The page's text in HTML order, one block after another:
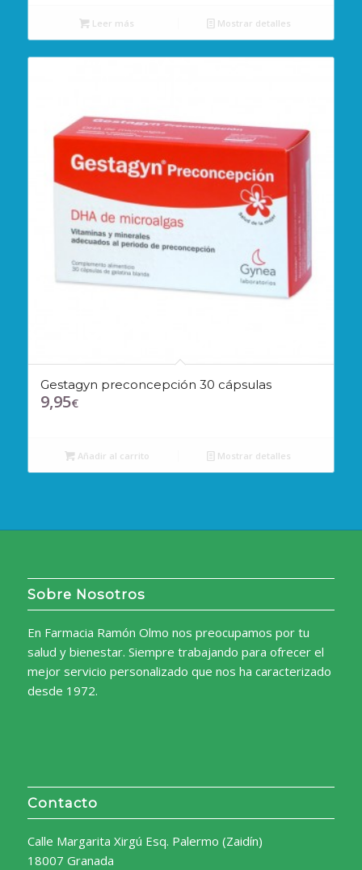
Leer más Mostrar detalles
Gestagyn preconcepción 30 cápsulas
9,95€
Añadir al carrito Mostrar detalles
Sobre Nosotros
En Farmacia Ramón Olmo nos preocupamos por tu
salud y bienestar. Siempre trabajando para ofrecer el
mejor servicio personalizado que nos ha caracterizado
desde 1972.
Contacto
Calle Margarita Xirgú Esq. Palermo (Zaidín)
18007 Granada